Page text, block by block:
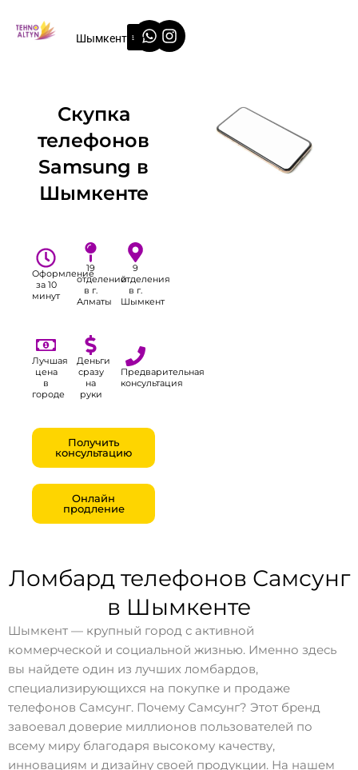
содержимому
Шымкент
Whatsapp
Instagram
Скупка
телефонов
Samsung в
Шымкенте
Оформление
за 10
минут
19
отделений
в г.
Алматы
9
отделения
в г.
Шымкент
Лучшая
цена
в
городе
Деньги
сразу
на
руки
Предварительная
консультация
Получить
консультацию
Онлайн
продление
Ломбард телефонов Самсунг
в Шымкенте
Шымкент — крупный город с активной
коммерческой и социальной жизнью. Именно здесь
вы найдете один из лучших ломбардов,
специализирующихся на покупке и продаже
телефонов Самсунг. Почему Самсунг? Этот бренд
завоевал доверие миллионов пользователей по
всему миру благодаря высокому качеству,
инновациям и дизайну своей продукции. На нашем